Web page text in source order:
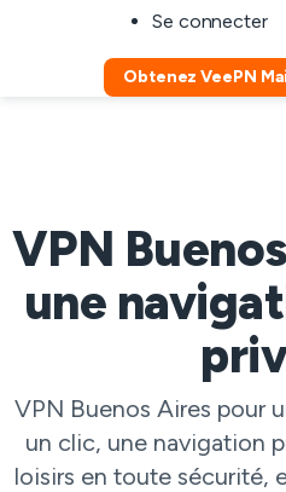
Se connecter
Obtenez VeePN
VPN
une
VPN Buenos Aires pour
un clic, une navigation
loisirs en toute sécurité,